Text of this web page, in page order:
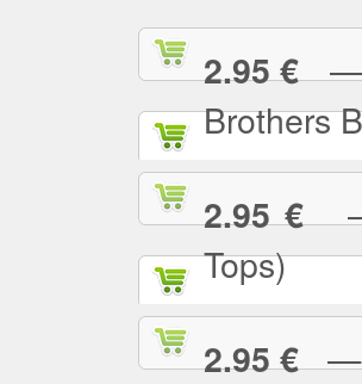
2.95 €—
Brothers
2.95 €—
Tops)
2.95 €—